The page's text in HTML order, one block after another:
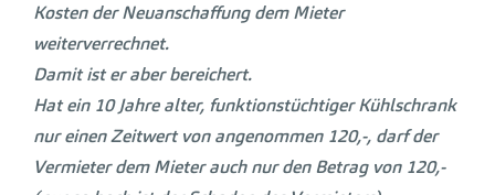
Kosten der Neuanschaffung dem Mieter
weiterverrechnet.
Damit ist er aber bereichert.
Hat ein 10 Jahre alter, funktionstüchtiger Kühlschrank
nur einen Zeitwert von angenommen 120,-, darf der
Vermieter dem Mieter auch nur den Betrag von 120,-